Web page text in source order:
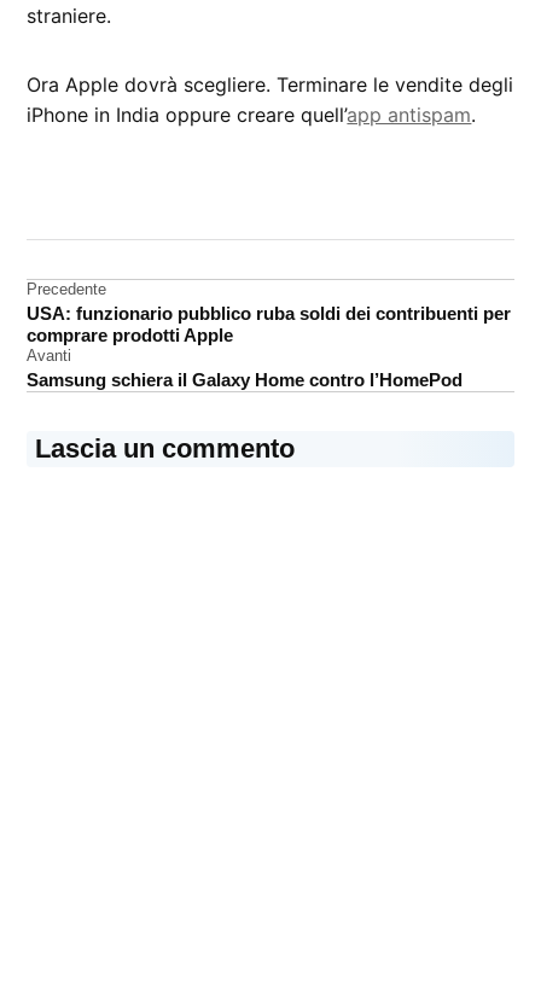
straniere.
Ora Apple dovrà scegliere. Terminare le vendite degli
iPhone in India oppure creare quell’app antispam.
Navigazione
articoli
Precedente
USA: funzionario pubblico ruba soldi dei contribuenti per
comprare prodotti Apple
Avanti
Samsung schiera il Galaxy Home contro l’HomePod
Lascia un commento